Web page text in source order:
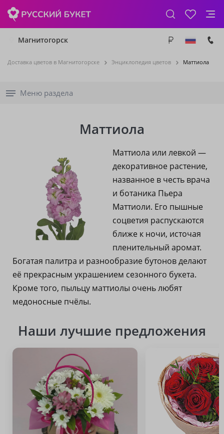
Магнитогорск
Доставка цветов в Магнитогорске Энциклопедия цветов Маттиола
Меню раздела
Маттиола
Маттиола или левкой —
декоративное растение,
названное в честь врача
и ботаника Пьера
Маттиоли. Его пышные
соцветия распускаются
ближе к ночи, источая
пленительный аромат.
Богатая палитра и разнообразие бутонов делают
её прекрасным украшением сезонного букета.
Кроме того, пыльцу маттиолы очень любят
медоносные пчёлы.
Наши лучшие предложения